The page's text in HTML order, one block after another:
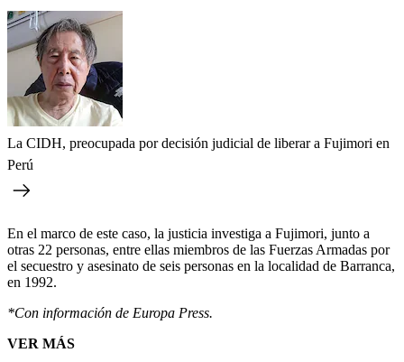
La CIDH, preocupada por decisión judicial de liberar a Fujimori en
Perú
En el marco de este caso, la justicia investiga a Fujimori, junto a
otras 22 personas, entre ellas miembros de las Fuerzas Armadas por
el secuestro y asesinato de seis personas en la localidad de Barranca,
en 1992.
*Con información de Europa Press.
VER MÁS